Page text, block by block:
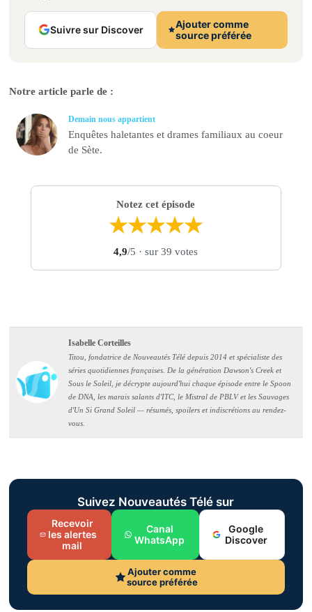
Suivre sur Discover
Ajouter comme
source préférée
Notre article parle de :
Demain nous appartient
Enquêtes haletantes et drames familiaux au coeur
de Sète.
Notez cet épisode
★★★★★
4,9/5 · sur 39 votes
Isabelle Corteilles
Titou, fondatrice de Nouveautés Télé depuis 2014 et spécialiste des
séries quotidiennes françaises. De la génération Dawson's Creek et
Sous le Soleil, je décrypte aujourd'hui chaque épisode entre le Spoon
de DNA, les marais salants d'ITC, le Mistral de PBLV et les Sauvages
d'Un Si Grand Soleil — résumés, spoilers et indiscrétions au rendez-
vous.
Suivez Nouveautés Télé sur
Recevoir
les alertes
mail
Canal
WhatsApp
Google
Discover
Ajouter comme
source préférée